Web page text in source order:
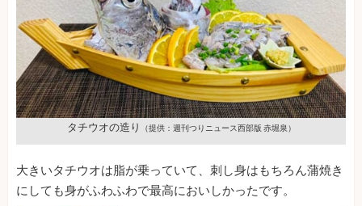
タチウオの造り （提供：週刊つりニュース西部版 赤堀泉）
大きいタチウオは脂が乗っていて、刺し身はもちろん蒲焼き
にしても身がふわふわで最高においしかったです。